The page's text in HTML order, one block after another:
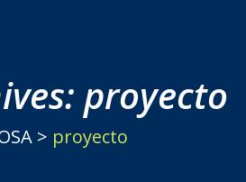
proyecto
> proyecto